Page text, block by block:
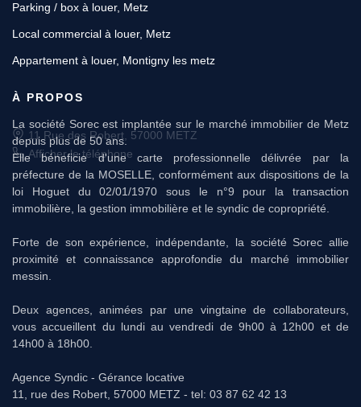
Parking / box à louer, Metz
Local commercial à louer, Metz
Appartement à louer, Montigny les metz
À PROPOS
11 Rue des Robert, 57000 METZ
Afficher le téléphone